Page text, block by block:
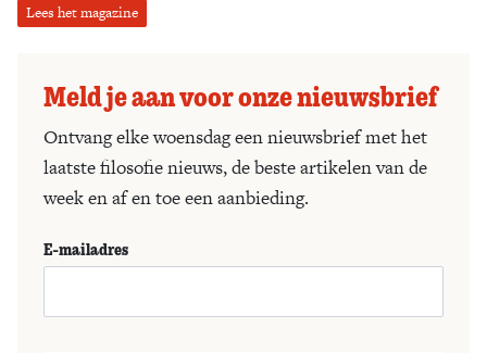
Lees het magazine
Meld je aan voor onze nieuwsbrief
Ontvang elke woensdag een nieuwsbrief met het
laatste filosofie nieuws, de beste artikelen van de
week en af en toe een aanbieding.
E-mailadres